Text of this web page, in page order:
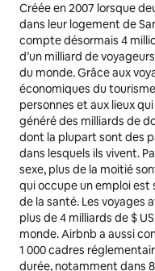
Créée en 2007 lorsque
dans leur logement de
compte désormais 4
d’un milliard de
du monde. Grâce aux
économiques du
personnes et aux lieux
généré des milliards de
dont la plupart sont des
dans lesquels ils vivent.
sexe, plus de la moitié
qui occupe un emploi est
de la santé. Les voyages
plus de 4 milliards de $
monde. Airbnb a aussi
1 000 cadres
durée, notamment dans